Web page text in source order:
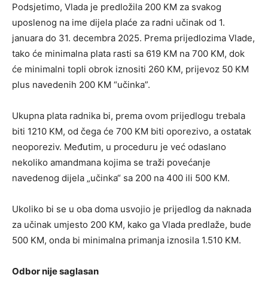
Podsjetimo, Vlada je predložila 200 KM za svakog
uposlenog na ime dijela plaće za radni učinak od 1.
januara do 31. decembra 2025. Prema prijedlozima Vlade,
tako će minimalna plata rasti sa 619 KM na 700 KM, dok
će minimalni topli obrok iznositi 260 KM, prijevoz 50 KM
plus navedenih 200 KM “učinka”.
Ukupna plata radnika bi, prema ovom prijedlogu trebala
biti 1210 KM, od čega će 700 KM biti oporezivo, a ostatak
neoporeziv. Međutim, u proceduru je već odaslano
nekoliko amandmana kojima se traži povećanje
navedenog dijela „učinka“ sa 200 na 400 ili 500 KM.
Ukoliko bi se u oba doma usvojio je prijedlog da naknada
za učinak umjesto 200 KM, kako ga Vlada predlaže, bude
500 KM, onda bi minimalna primanja iznosila 1.510 KM.
Odbor nije saglasan